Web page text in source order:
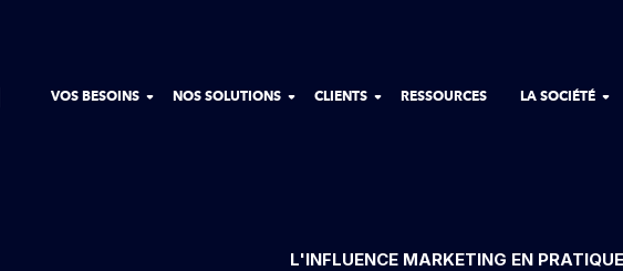
VOS BESOINS NOS SOLUTIONS CLIENTS RESSOURCES LA SOCIÉTÉ
L'INFLUENCE MARKETING EN PRATIQUE